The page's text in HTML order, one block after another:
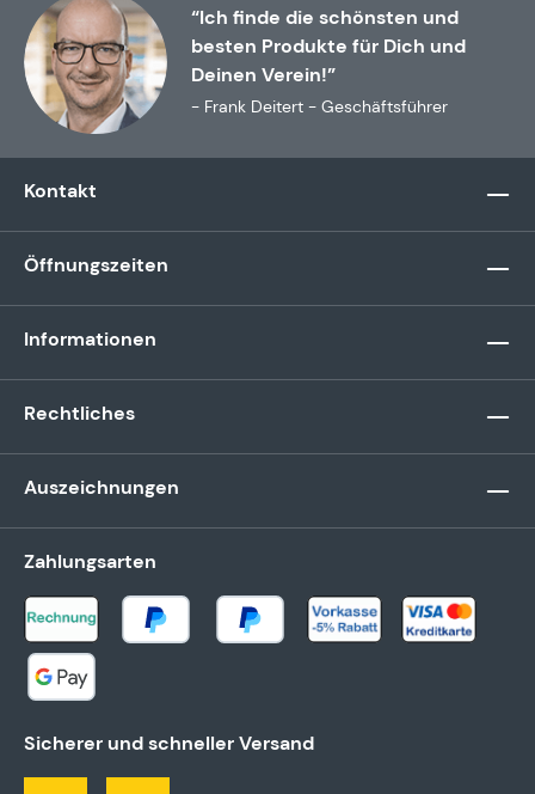
“Ich finde die schönsten und
besten Produkte für Dich und
Deinen Verein!”
- Frank Deitert - Geschäftsführer
Kontakt
Öffnungszeiten
Informationen
Rechtliches
Auszeichnungen
Zahlungsarten
Sicherer und schneller Versand